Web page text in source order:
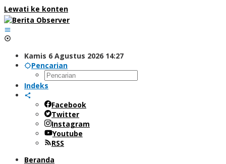
Lewati ke konten
Kamis 6 Agustus 2026 14:27
Pencarian
Indeks
Facebook
Twitter
Instagram
Youtube
RSS
Beranda